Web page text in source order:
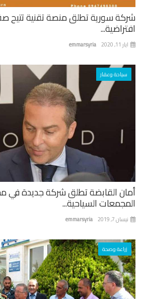
سورية تطلق منصة تقنية تتيح صفوف
emmarsyria
سياحة وعقار
القابضة تطلق شركة جديدة في مجال
السياحية...
emmarsyria 7, 2019
زراعة وصحة